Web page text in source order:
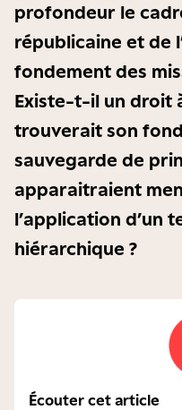
profondeur le
républicaine et de
fondement des
Existe-t-il un droit
trouverait son
sauvegarde de
apparaitraient
l’application d’un
hiérarchique ?
Écouter cet article